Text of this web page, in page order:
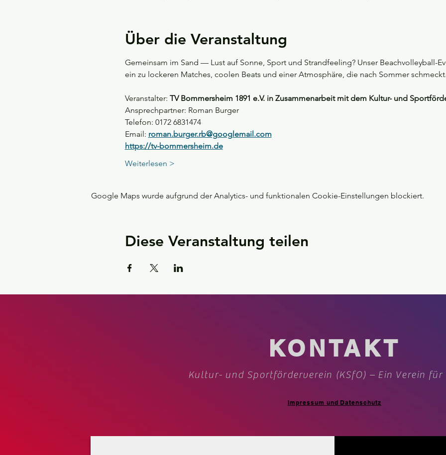
Über die Veranstaltung
Gemeinsam im Sand — Lust auf Sonne, Sport und Strandfeeling? Unser Beachvolleyball-
ein zu lockeren Matches, coolen Beats und einer Atmosphäre, die nach Sommer
Veranstalter: TV Bommersheim 1891 e.V. in Zusammenarbeit mit dem Kultur- und
Ansprechpartner: Roman Burger
Telefon: 0172 6831474
Email: roman.burger.rb@googlemail.com
https://tv-bommersheim.de
Weiterlesen >
Google Maps wurde aufgrund der Analytics- und funktionalen Cookie-Einstellungen blockiert.
Diese Veranstaltung teilen
KONTAKT
Kultur- und Sportförderverein (KSfO) – Ein Verein für
Impressum und Datenschutz